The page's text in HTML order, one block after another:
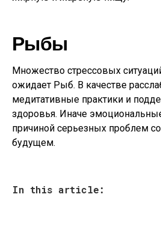
Рыбы
Множество стрессовых
ожидает Рыб. В качестве
медитативные практики и
здоровья. Иначе
причиной серьезных проблем
будущем.
In this article: